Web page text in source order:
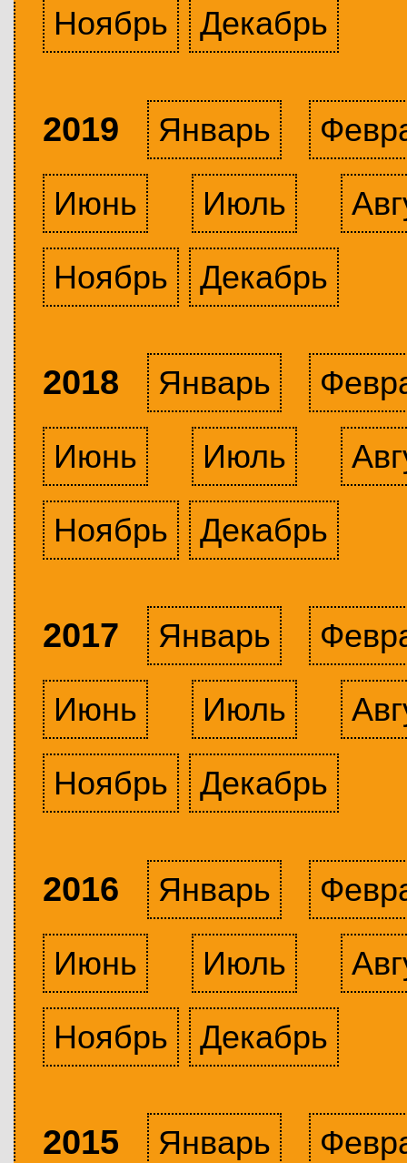
Ноябрь
Декабрь
2019 Январь
Июнь
Июль
Ноябрь
Декабрь
2018 Январь
Июнь
Июль
Ноябрь
Декабрь
2017 Январь
Июнь
Июль
Ноябрь
Декабрь
2016 Январь
Июнь
Июль
Ноябрь
Декабрь
2015 Январь